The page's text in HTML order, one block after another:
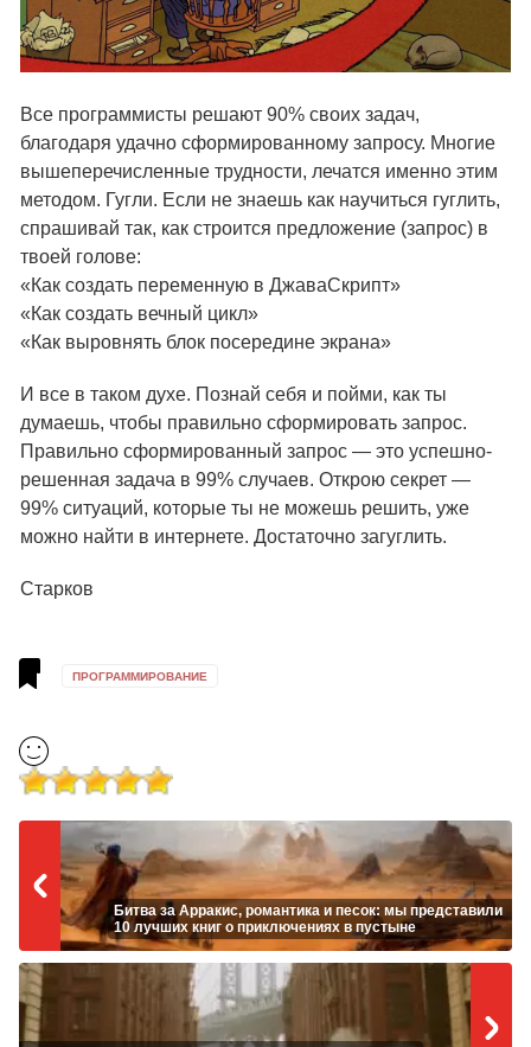
Все программисты решают 90% своих задач,
благодаря удачно сформированному запросу. Многие
вышеперечисленные трудности, лечатся именно этим
методом. Гугли. Если не знаешь как научиться гуглить,
спрашивай так, как строится предложение (запрос) в
твоей голове:
«Как создать переменную в ДжаваСкрипт»
«Как создать вечный цикл»
«Как выровнять блок посередине экрана»
И все в таком духе. Познай себя и пойми, как ты
думаешь, чтобы правильно сформировать запрос.
Правильно сформированный запрос — это успешно-
решенная задача в 99% случаев. Открою секрет —
99% ситуаций, которые ты не можешь решить, уже
можно найти в интернете. Достаточно загуглить.
Старков
ПРОГРАММИРОВАНИЕ
Битва за Арракис, романтика и песок: мы представили
10 лучших книг о приключениях в пустыне